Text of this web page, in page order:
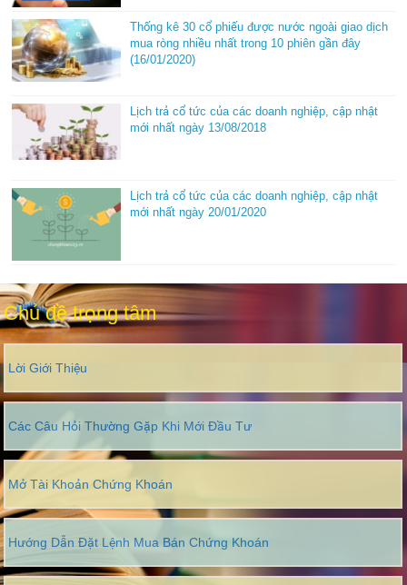
Thống kê 30 cổ phiếu được nước ngoài giao dịch
mua ròng nhiều nhất trong 10 phiên gần đây
(16/01/2020)
Lịch trả cổ tức của các doanh nghiệp, cập nhật
mới nhất ngày 13/08/2018
Lịch trả cổ tức của các doanh nghiệp, cập nhật
mới nhất ngày 20/01/2020
Chủ đề trọng tâm
Lời Giới Thiệu
Các Câu Hỏi Thường Gặp Khi Mới Đầu Tư
Mở Tài Khoản Chứng Khoán
Hướng Dẫn Đặt Lệnh Mua Bán Chứng Khoán